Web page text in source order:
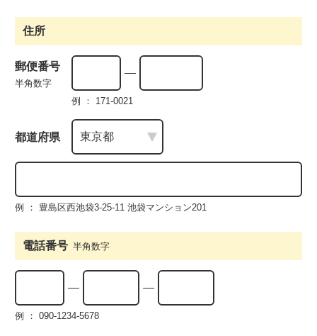
住所
郵便番号
半角数字
例 ： 171-0021
都道府県
例 ： 豊島区西池袋3-25-11 池袋マンション201
電話番号 半角数字
例 ： 090-1234-5678